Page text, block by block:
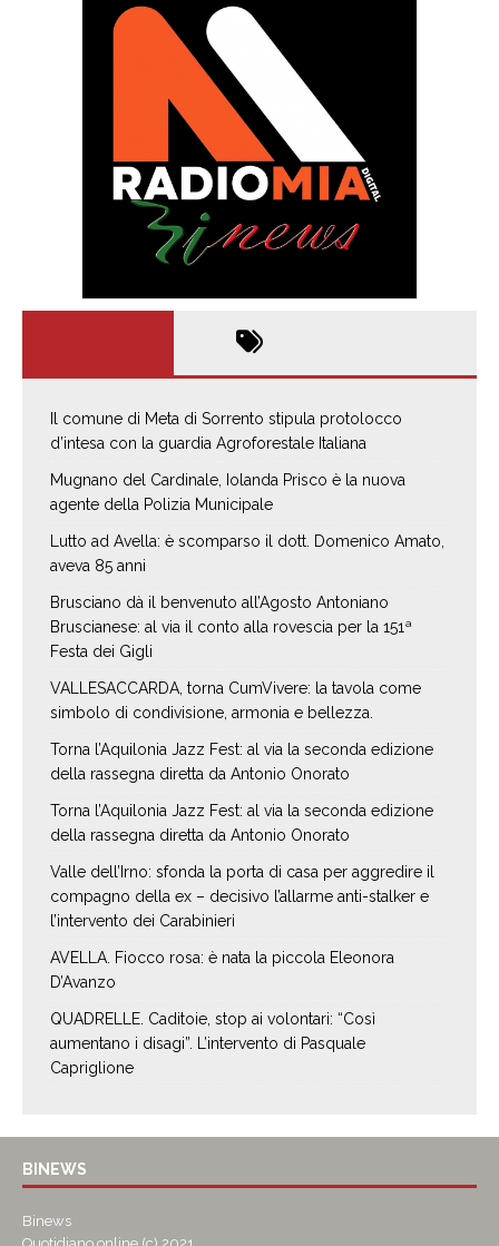
Il comune di Meta di Sorrento stipula protolocco
d’intesa con la guardia Agroforestale Italiana
Mugnano del Cardinale, Iolanda Prisco è la nuova
agente della Polizia Municipale
Lutto ad Avella: è scomparso il dott. Domenico Amato,
aveva 85 anni
Brusciano dà il benvenuto all’Agosto Antoniano
Bruscianese: al via il conto alla rovescia per la 151ª
Festa dei Gigli
VALLESACCARDA, torna CumVivere: la tavola come
simbolo di condivisione, armonia e bellezza.
Torna l’Aquilonia Jazz Fest: al via la seconda edizione
della rassegna diretta da Antonio Onorato
Torna l’Aquilonia Jazz Fest: al via la seconda edizione
della rassegna diretta da Antonio Onorato
Valle dell’Irno: sfonda la porta di casa per aggredire il
compagno della ex – decisivo l’allarme anti-stalker e
l’intervento dei Carabinieri
AVELLA. Fiocco rosa: è nata la piccola Eleonora
D’Avanzo
QUADRELLE. Caditoie, stop ai volontari: “Così
aumentano i disagi”. L’intervento di Pasquale
Capriglione
BINEWS
Binews